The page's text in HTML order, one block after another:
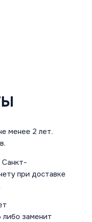
менее 2 лет.
Санкт-
при доставке
либо заменит